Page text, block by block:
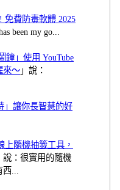
免費防毒軟體 2025
been my go...
鐘」使用 YouTube
來～ 」說：
」讓你長智慧的好
上隨機抽籤工具，
說：很實用的隨機
...